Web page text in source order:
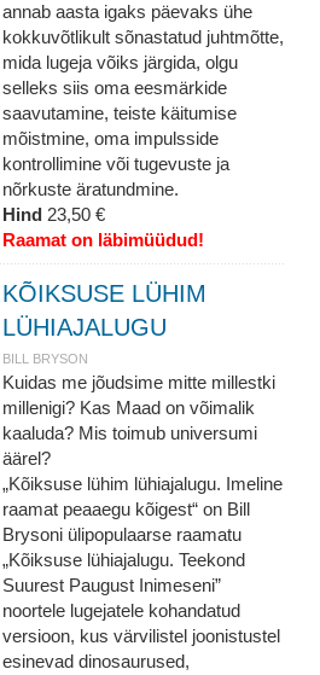
annab aasta igaks päevaks ühe
kokkuvõtlikult sõnastatud juhtmõtte,
mida lugeja võiks järgida, olgu
selleks siis oma eesmärkide
saavutamine, teiste käitumise
mõistmine, oma impulsside
kontrollimine või tugevuste ja
nõrkuste äratundmine.
Hind 23,50 €
Raamat on läbimüüdud!
KÕIKSUSE LÜHIM
LÜHIAJALUGU
BILL BRYSON
Kuidas me jõudsime mitte millestki
millenigi? Kas Maad on võimalik
kaaluda? Mis toimub universumi
äärel?
„Kõiksuse lühim lühiajalugu. Imeline
raamat peaaegu kõigest“ on Bill
Brysoni ülipopulaarse raamatu
„Kõiksuse lühiajalugu. Teekond
Suurest Paugust Inimeseni”
noortele lugejatele kohandatud
versioon, kus värvilistel joonistustel
esinevad dinosaurused,